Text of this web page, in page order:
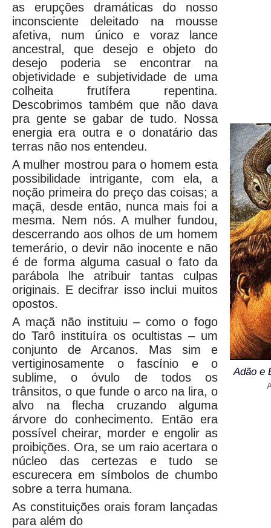
as erupções dramáticas do nosso
inconsciente deleitado na mousse
afetiva, num único e voraz lance
ancestral, que desejo e objeto do
desejo poderia se encontrar na
objetividade e subjetividade de uma
colheita frutífera repentina.
Descobrimos também que não dava
pra gente se gabar de tudo. Nossa
energia era outra e o donatário das
terras não nos entendeu.
A mulher mostrou para o homem esta
possibilidade intrigante, com ela, a
noção primeira do preço das coisas; a
maçã, desde então, nunca mais foi a
mesma. Nem nós. A mulher fundou,
descerrando aos olhos de um homem
temerário, o devir não inocente e não
é de forma alguma casual o fato da
parábola lhe atribuir tantas culpas
originais. E decifrar isso inclui muitos
opostos.
A maçã não instituiu – como o fogo
do Tarô instituíra os ocultistas – um
conjunto de Arcanos. Mas sim e
vertiginosamente o fascínio e o
sublime, o óvulo de todos os
trânsitos, o que funde o arco na lira, o
alvo na flecha cruzando alguma
árvore do conhecimento. Então era
possível cheirar, morder e engolir as
proibições. Ora, se um raio acertara o
núcleo das certezas e tudo se
escurecera em símbolos de chumbo
sobre a terra humana.
As constituições orais foram lançadas
para além do
Adão e